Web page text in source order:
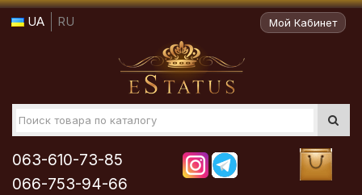
UA RU Мой Кабинет
063-610-73-85
066-753-94-66